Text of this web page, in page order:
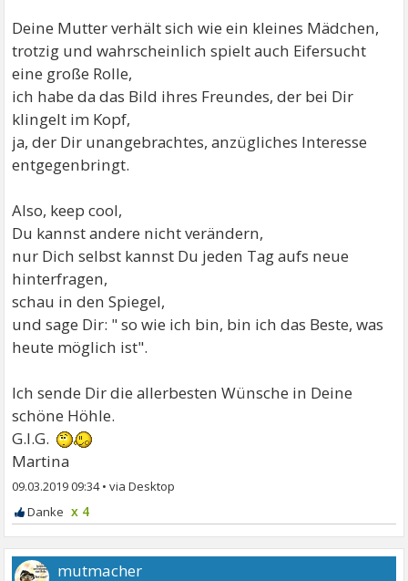
Deine Mutter verhält sich wie ein kleines Mädchen,
trotzig und wahrscheinlich spielt auch Eifersucht
eine große Rolle,
ich habe da das Bild ihres Freundes, der bei Dir
klingelt im Kopf,
ja, der Dir unangebrachtes, anzügliches Interesse
entgegenbringt.
Also, keep cool,
Du kannst andere nicht verändern,
nur Dich selbst kannst Du jeden Tag aufs neue
hinterfragen,
schau in den Spiegel,
und sage Dir: " so wie ich bin, bin ich das Beste, was
heute möglich ist".
Ich sende Dir die allerbesten Wünsche in Deine
schöne Höhle.
G.l.G.
Martina
09.03.2019 09:34•
x 4
mutmacher